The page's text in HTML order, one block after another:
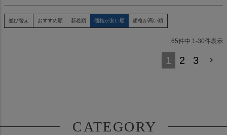
並び替え おすすめ順 新着順 価格が安い順 価格が高い順
65件中 1-30件表示
1 2 3
CATEGORY